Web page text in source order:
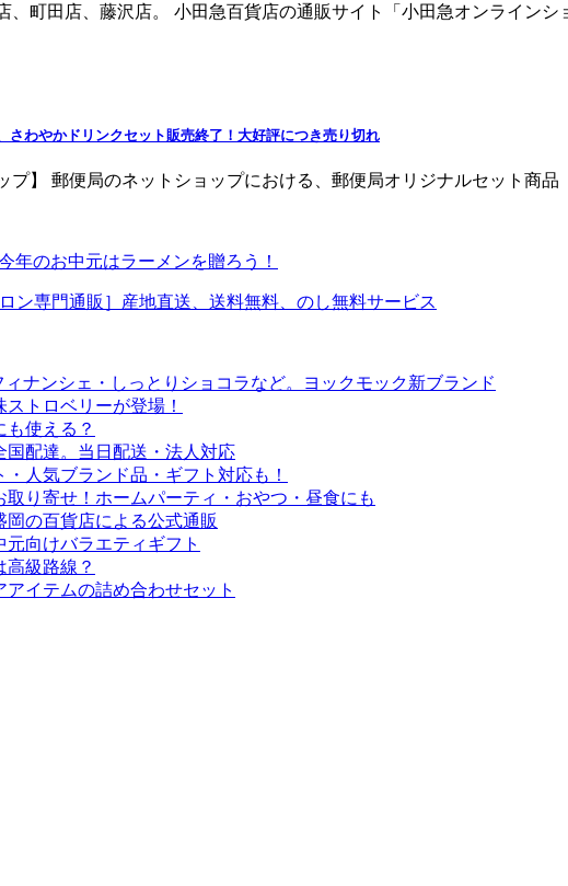
町田店、藤沢店。 小田急百貨店の通販サイト「小田急オンライン
さわやかドリンクセット販売終了！大好評につき売り切れ
プ】 郵便局のネットショップにおける、郵便局オリジナルセット商
年のお中元はラーメンを贈ろう！
ン専門通販］産地直送、送料無料、のし無料サービス
ナンシェ・しっとりショコラなど。ヨックモック新ブランド
トロベリーが登場！
使える？
配達。当日配送・法人対応
人気ブランド品・ギフト対応も！
り寄せ！ホームパーティ・おやつ・昼食にも
の百貨店による公式通販
向けバラエティギフト
高級路線？
イテムの詰め合わせセット